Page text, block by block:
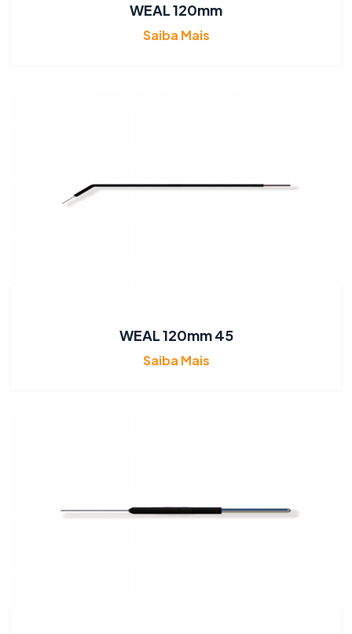
WEAL 120mm
Saiba Mais
WEAL 120mm 45
Saiba Mais